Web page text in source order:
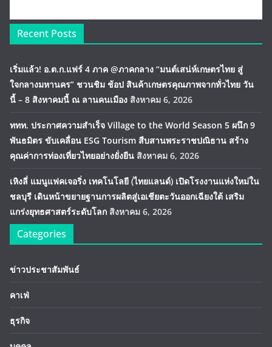
Recent Posts
เริ่มแล้ว! อ.ต.ก.แฟร์ 4 ภาค @ภาคกลาง “มนต์เสน่ห์เกษตรไทย สู่
ใจกลางมหานคร” ชวนชิม ช้อป สินค้าเกษตรคุณภาพจากทั่วไทย วัน
นี้ – 8 สิงหาคมนี้ ณ ลานคนเมือง สิงหาคม 6, 2026
ททท. ประกาศความสำเร็จ Village to the World Season 5 ผนึก 9
พันธมิตร ขับเคลื่อน ESG Tourism สืบสานพระราชปณิธาน สร้าง
คุณค่าการท่องเที่ยวไทยอย่างยั่งยืน สิงหาคม 6, 2026
เหิงลี่ แมนูแฟคเจอริ่ง เทคโนโลยี (ไทยแลนด์) เปิดโรงงานแห่งใหม่ใน
ชลบุรี เดินหน้าขยายฐานการผลิตสู่เอเชียตะวันออกเฉียงใต้ เสริม
แกร่งยุทธศาสตร์ระดับโลก สิงหาคม 6, 2026
Categories
ข่าวประชาสัมพันธ์
คาเฟ่
ธุรกิจ